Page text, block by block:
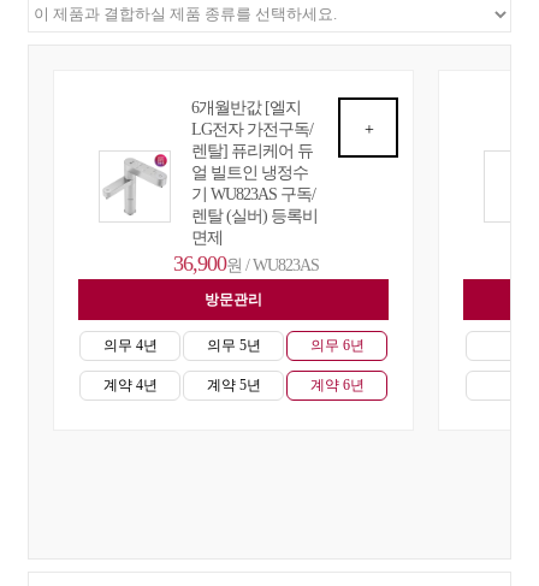
6개월반값 [엘지
LG전자 가전구독/
렌탈] 퓨리케어 듀
얼 빌트인 냉정수
기 WU823AS 구독/
렌탈 (실버) 등록비
면제
+
36,900원 / WU823AS
방문관리
의무 4년
계약 4년
의무 5년
계약 5년
의무 6년
계약 6년